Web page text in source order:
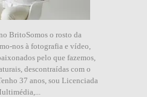
BritoSomos o rosto da
nos à fotografia e vídeo,
pelo que fazemos,
descontraídas com o
37 anos, sou Licenciada